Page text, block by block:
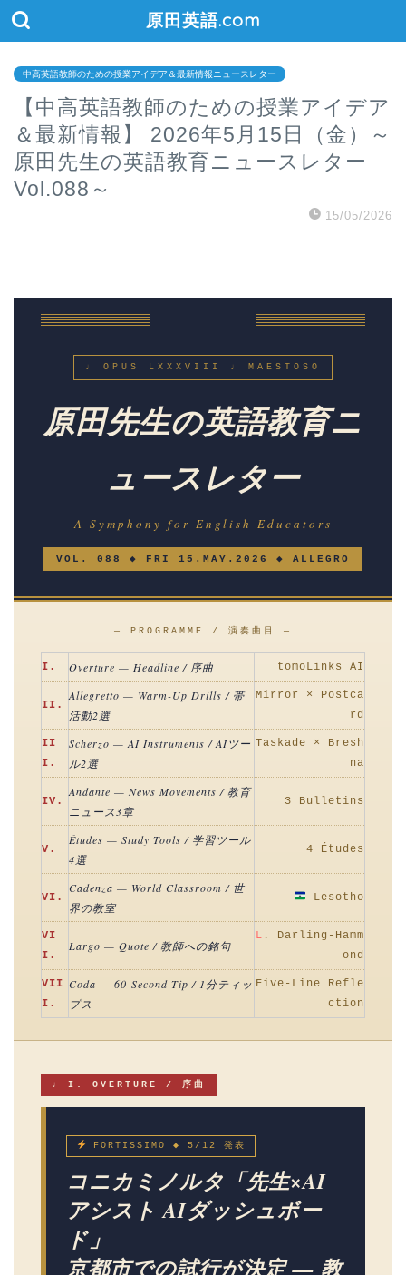
原田英語.com
中高英語教師のための授業アイデア＆最新情報ニュースレター
【中高英語教師のための授業アイデア
＆最新情報】 2026年5月15日（金）～
原田先生の英語教育ニュースレター
Vol.088～
15/05/2026
♩ OPUS LXXXVIII ♩ MAESTOSO
原田先生の英語教育ニ
ュースレター
A Symphony for English Educators
VOL. 088 ◆ FRI 15.MAY.2026 ◆ ALLEGRO
— PROGRAMME / 演奏曲目 —
I. Overture — Headline / 序曲 tomoLinks AI
II.
Allegretto — Warm-Up Drills / 帯
活動2選
Mirror × Postca
rd
II
I.
Scherzo — AI Instruments / AIツー
ル2選
Taskade × Bresh
na
IV.
Andante — News Movements / 教育
ニュース3章
3 Bulletins
V.
Études — Study Tools / 学習ツール
4選
4 Études
VI.
Cadenza — World Classroom / 世
界の教室
Lesotho
VI
I.
Largo — Quote / 教師への銘句
L . Darling-Hamm
ond
VII
I.
Coda — 60-Second Tip / 1分ティッ
プス
Five-Line Refle
ction
♩ I. OVERTURE / 序曲
FORTISSIMO ◆ 5/12 発表
コニカミノルタ「先生×AI
アシスト AIダッシュボー
ド」
京都市での試行が決定 — 教